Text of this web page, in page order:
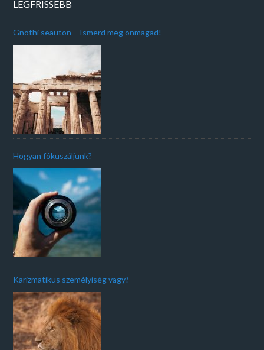
LEGFRISSEBB
Gnothi seauton – Ismerd meg önmagad!
Hogyan fókuszáljunk?
Karizmatikus személyiség vagy?